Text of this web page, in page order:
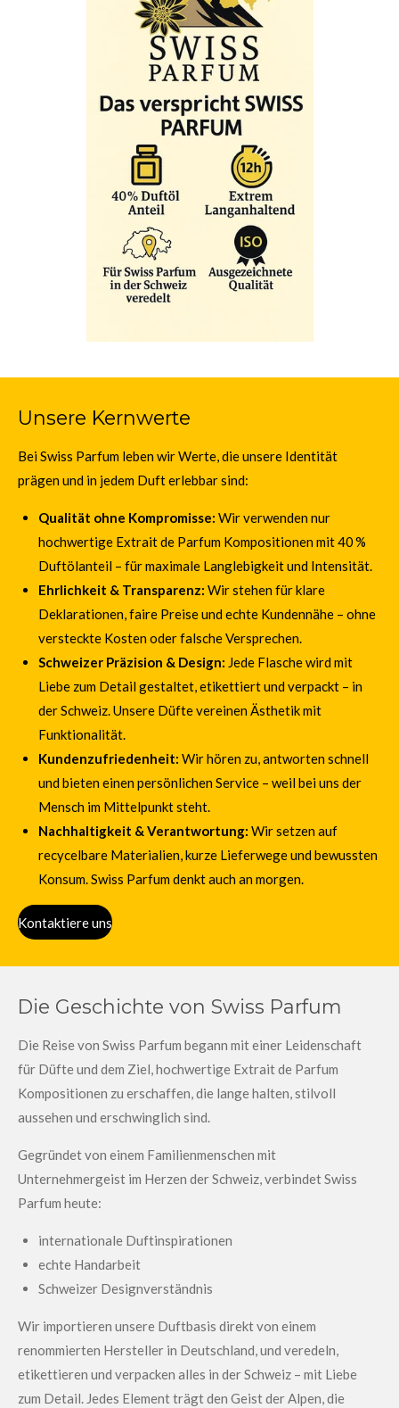
Unsere Kernwerte
Bei Swiss Parfum leben wir Werte, die unsere Identität
prägen und in jedem Duft erlebbar sind:
Qualität ohne Kompromisse: Wir verwenden nur
hochwertige Extrait de Parfum Kompositionen mit 40 %
Duftölanteil – für maximale Langlebigkeit und Intensität.
Ehrlichkeit & Transparenz: Wir stehen für klare
Deklarationen, faire Preise und echte Kundennähe – ohne
versteckte Kosten oder falsche Versprechen.
Schweizer Präzision & Design: Jede Flasche wird mit
Liebe zum Detail gestaltet, etikettiert und verpackt – in
der Schweiz. Unsere Düfte vereinen Ästhetik mit
Funktionalität.
Kundenzufriedenheit: Wir hören zu, antworten schnell
und bieten einen persönlichen Service – weil bei uns der
Mensch im Mittelpunkt steht.
Nachhaltigkeit & Verantwortung: Wir setzen auf
recycelbare Materialien, kurze Lieferwege und bewussten
Konsum. Swiss Parfum denkt auch an morgen.
Kontaktiere uns
Die Geschichte von Swiss Parfum
Die Reise von Swiss Parfum begann mit einer Leidenschaft
für Düfte und dem Ziel, hochwertige Extrait de Parfum
Kompositionen zu erschaffen, die lange halten, stilvoll
aussehen und erschwinglich sind.
Gegründet von einem Familienmenschen mit
Unternehmergeist im Herzen der Schweiz, verbindet Swiss
Parfum heute:
internationale Duftinspirationen
echte Handarbeit
Schweizer Designverständnis
Wir importieren unsere Duftbasis direkt von einem
renommierten Hersteller in Deutschland, und veredeln,
etikettieren und verpacken alles in der Schweiz – mit Liebe
zum Detail. Jedes Element trägt den Geist der Alpen, die